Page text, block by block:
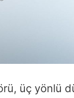
üç yönlü